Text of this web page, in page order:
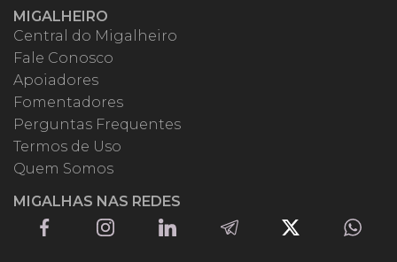
MIGALHEIRO
Central do Migalheiro
Fale Conosco
Apoiadores
Fomentadores
Perguntas Frequentes
Termos de Uso
Quem Somos
MIGALHAS NAS REDES